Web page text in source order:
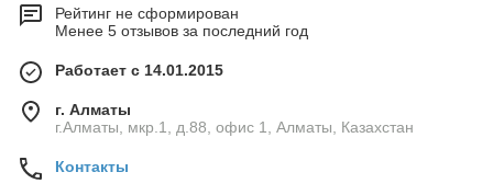
Рейтинг не сформирован
Менее 5 отзывов за последний год
Работает с 14.01.2015
г. Алматы
г.Алматы, мкр.1, д.88, офис 1, Алматы, Казахстан
Контакты